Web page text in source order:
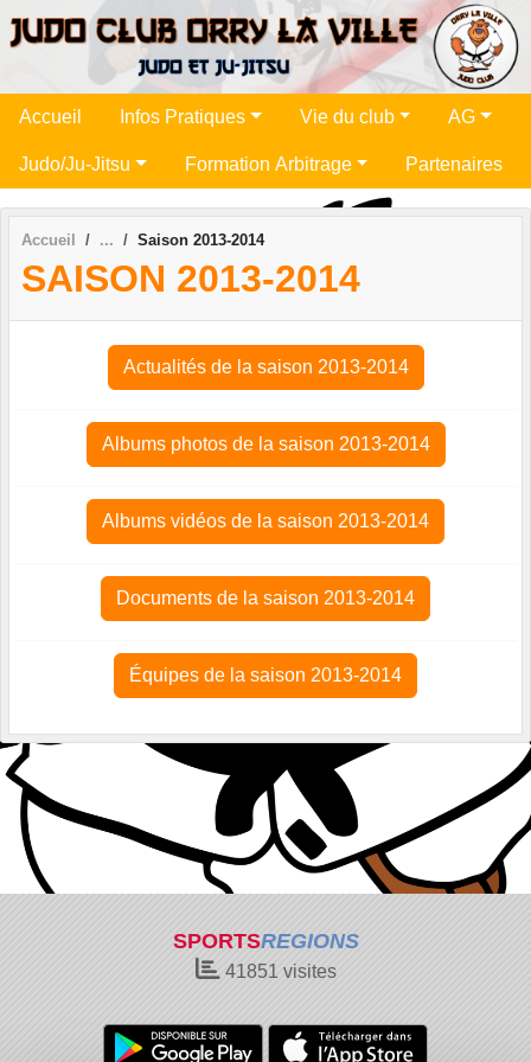
Accueil Infos Pratiques Vie du club AG
Judo/Ju-Jitsu Formation Arbitrage Partenaires
Accueil Saison 2013-2014
SAISON 2013-2014
Actualités de la saison 2013-2014
Albums photos de la saison 2013-2014
Albums vidéos de la saison 2013-2014
Documents de la saison 2013-2014
Équipes de la saison 2013-2014
SPORTSREGIONS
41851 visites
Panneau de gestion des cookies